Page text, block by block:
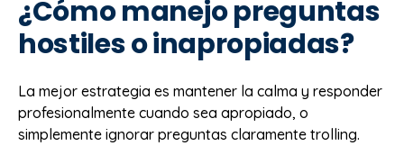
¿Cómo manejo preguntas
hostiles o inapropiadas?
La mejor estrategia es mantener la calma y responder
profesionalmente cuando sea apropiado, o
simplemente ignorar preguntas claramente trolling.